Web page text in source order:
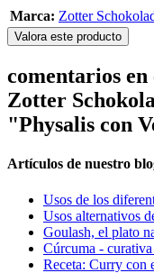
Marca: Zotter
Valora este producto
comentarios
Zotter
"Physalis con
Artículos de nuestro
Usos de los
Usos alternativos
Goulash, el plato
Cúrcuma -
Receta: Curry con